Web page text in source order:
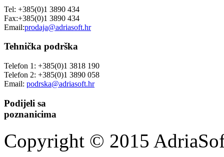
Tel: +385(0)1 3890 434
Fax:+385(0)1 3890 434
Email:prodaja@adriasoft.hr
Tehnička podrška
Telefon 1: +385(0)1 3818 190
Telefon 2: +385(0)1 3890 058
Email: podrska@adriasoft.hr
Podijeli sa
poznanicima
Copyright © 2015